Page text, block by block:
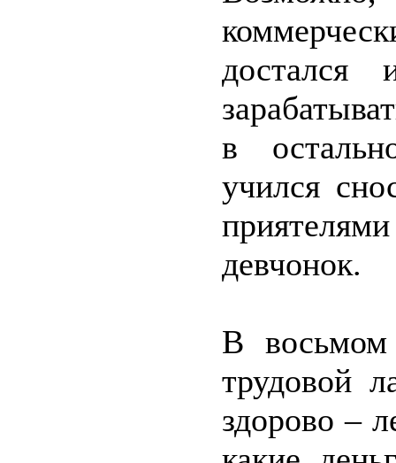
в
учился
девчонок.
В
трудовой
здорово –